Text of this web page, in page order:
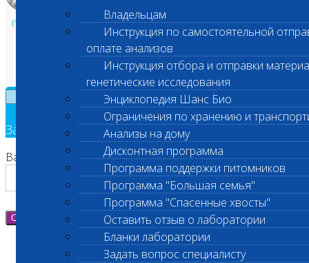
Владельцам
Инструкция по самостоятельной
оплате анализов
Инструкция отбора и отправки
генетические исследования
Энциклопедия Шанс Био
Ограничения по хранению и
Анализы на дому
Дисконтная программа
Программа поддержки питомников
Программа "Большая семья"
Программа "Спасенные хвосты"
Оставить отзыв о лаборатории
Бланки лаборатории
Задать вопрос специалисту
Политика в области персональных данных и конфиденциальности
Пользовательское соглашение
Техническая поддержка
Заявка на обратный звонок
Ваш номер телефона
Отправить